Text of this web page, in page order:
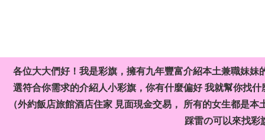
各位大大們好！我是彩旗，擁有九年豐富介紹本土兼職妹
選符合你需求的介紹人小彩旗，你有什麼偏好 我就幫你找
（外約飯店旅館酒店住家 見面現金交易， 所有的女生都是
踩雷の可以來找彩